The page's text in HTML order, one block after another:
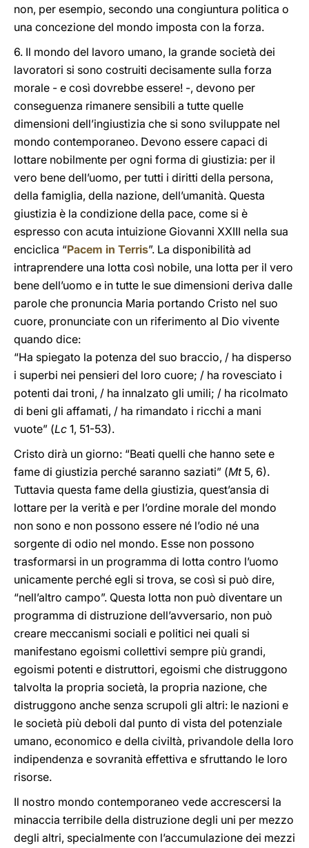
non, per esempio, secondo una congiuntura politica o
una concezione del mondo imposta con la forza.
6. Il mondo del lavoro umano, la grande società dei
lavoratori si sono costruiti decisamente sulla forza
morale - e così dovrebbe essere! -, devono per
conseguenza rimanere sensibili a tutte quelle
dimensioni dell’ingiustizia che si sono sviluppate nel
mondo contemporaneo. Devono essere capaci di
lottare nobilmente per ogni forma di giustizia: per il
vero bene dell’uomo, per tutti i diritti della persona,
della famiglia, della nazione, dell’umanità. Questa
giustizia è la condizione della pace, come si è
espresso con acuta intuizione Giovanni XXIII nella sua
enciclica “Pacem in Terris”. La disponibilità ad
intraprendere una lotta così nobile, una lotta per il vero
bene dell’uomo e in tutte le sue dimensioni deriva dalle
parole che pronuncia Maria portando Cristo nel suo
cuore, pronunciate con un riferimento al Dio vivente
quando dice:
“Ha spiegato la potenza del suo braccio, / ha disperso
i superbi nei pensieri del loro cuore; / ha rovesciato i
potenti dai troni, / ha innalzato gli umili; / ha ricolmato
di beni gli affamati, / ha rimandato i ricchi a mani
vuote” (Lc 1, 51-53).
Cristo dirà un giorno: “Beati quelli che hanno sete e
fame di giustizia perché saranno saziati” (Mt5, 6).
Tuttavia questa fame della giustizia, quest’ansia di
lottare per la verità e per l’ordine morale del mondo
non sono e non possono essere né l’odio né una
sorgente di odio nel mondo. Esse non possono
trasformarsi in un programma di lotta contro l’uomo
unicamente perché egli si trova, se così si può dire,
“nell’altro campo”. Questa lotta non può diventare un
programma di distruzione dell’avversario, non può
creare meccanismi sociali e politici nei quali si
manifestano egoismi collettivi sempre più grandi,
egoismi potenti e distruttori, egoismi che distruggono
talvolta la propria società, la propria nazione, che
distruggono anche senza scrupoli gli altri: le nazioni e
le società più deboli dal punto di vista del potenziale
umano, economico e della civiltà, privandole della loro
indipendenza e sovranità effettiva e sfruttando le loro
risorse.
Il nostro mondo contemporaneo vede accrescersi la
minaccia terribile della distruzione degli uni per mezzo
degli altri, specialmente con l’accumulazione dei mezzi